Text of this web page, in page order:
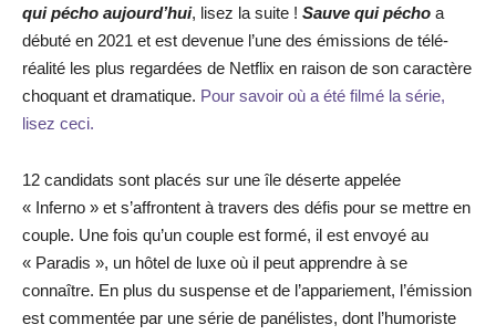
qui pécho aujourd’hui, lisez la suite ! Sauve qui pécho a
débuté en 2021 et est devenue l’une des émissions de télé-
réalité les plus regardées de Netflix en raison de son caractère
choquant et dramatique. Pour savoir où a été filmé la série,
lisez ceci.
12 candidats sont placés sur une île déserte appelée
« Inferno » et s’affrontent à travers des défis pour se mettre en
couple. Une fois qu’un couple est formé, il est envoyé au
« Paradis », un hôtel de luxe où il peut apprendre à se
connaître. En plus du suspense et de l’appariement, l’émission
est commentée par une série de panélistes, dont l’humoriste